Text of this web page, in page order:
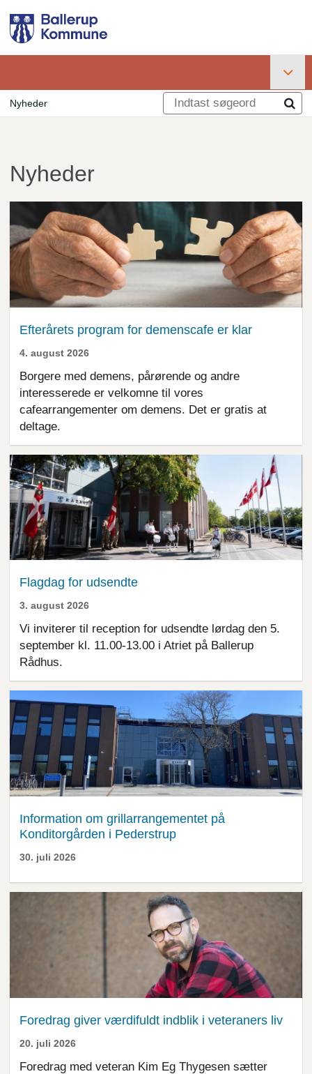
hovedindhold
Primær
Nyheder
Nyheder
Efterårets program for demenscafe er klar
4. august 2026
Borgere med demens, pårørende og andre
interesserede er velkomne til vores
cafearrangementer om demens. Det er gratis at
deltage.
Flagdag for udsendte
3. august 2026
Vi inviterer til reception for udsendte lørdag den 5.
september kl. 11.00-13.00 i Atriet på Ballerup
Rådhus.
Information om grillarrangementet på
Konditorgården i Pederstrup
30. juli 2026
Foredrag giver værdifuldt indblik i veteraners liv
20. juli 2026
Foredrag med veteran Kim Eg Thygesen sætter